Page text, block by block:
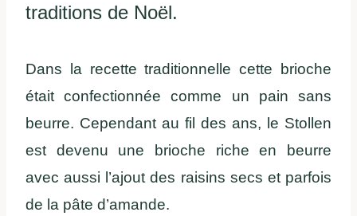
traditions de Noël.
Dans la recette traditionnelle cette brioche
était confectionnée comme un pain sans
beurre. Cependant au fil des ans, le Stollen
est devenu une brioche riche en beurre
avec aussi l’ajout des raisins secs et parfois
de la pâte d’amande.